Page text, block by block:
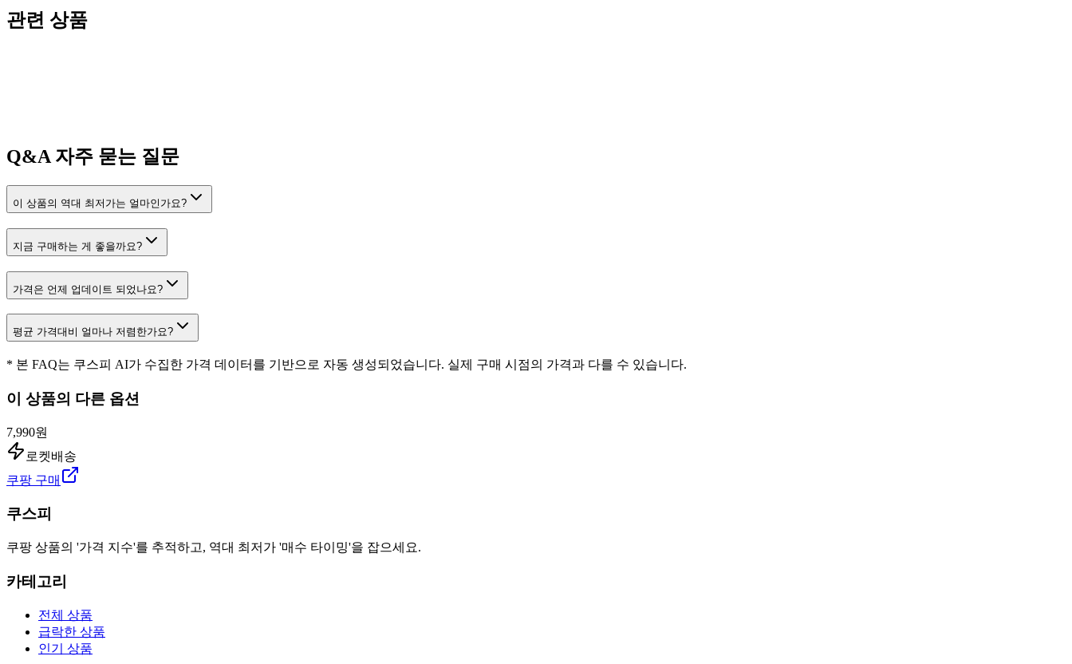
관련 상품
Q&A자주 묻는 질문
이 상품의 역대 최저가는 얼마인가요?
지금 구매하는 게 좋을까요?
가격은 언제 업데이트 되었나요?
평균 가격대비 얼마나 저렴한가요?
* 본 FAQ는 쿠스피 AI가 수집한 가격 데이터를 기반으로 자동 생성되었습니다. 실제 구매 시점의 가격과 다를 수 있습니다.
이 상품의 다른 옵션
7,990원
로켓배송
쿠팡 구매
쿠스피
쿠팡 상품의 '가격 지수'를 추적하고, 역대 최저가 '매수 타이밍'을 잡으세요.
카테고리
전체 상품
급락한 상품
인기 상품